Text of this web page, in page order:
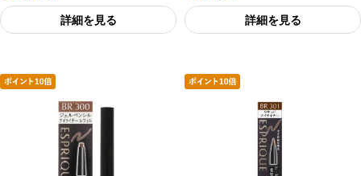
詳細を見る 詳細を見る